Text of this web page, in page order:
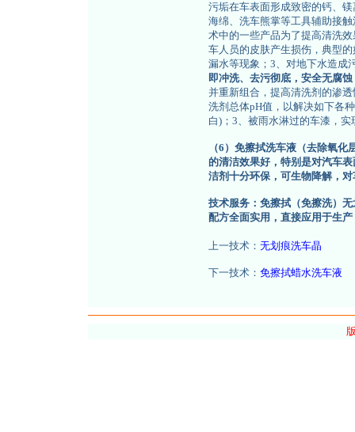
污垢在车表面形成致密的钙、
海绵、洗车熊掌等工具辅助接
术中的一些产品为了提高清洗
车人员的皮肤产生损伤，典型
漏水等现象；3、对地下水造成
即冲洗、去污彻底，安全无腐
并重新组合，提高清洗剂的渗
洗剂总体pH值，以解决如下各
白)；3、被雨水淋过的车漆，
（6）免擦拭洗车液（去除氧化
的清洁效果好，特别是对汽车
洁剂十分环保，可生物降解，
技术服务：免擦拭（免擦洗）
配方全面实用，直接应用于生
上一技术： 无划痕洗车晶
下一技术： 免擦拭蜡水洗车液